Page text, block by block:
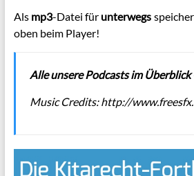
Als mp3-Datei für unterwegs
oben beim Player!
Alle unsere Podcasts im Überblick
Music Credits:http://